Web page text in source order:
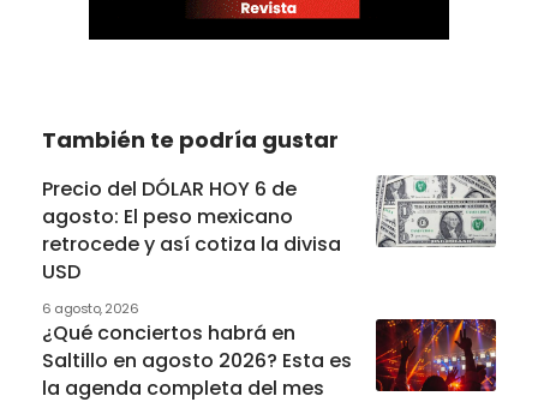
También te podría gustar
Precio del DÓLAR HOY 6 de
agosto: El peso mexicano
retrocede y así cotiza la divisa
USD
6 agosto, 2026
¿Qué conciertos habrá en
Saltillo en agosto 2026? Esta es
la agenda completa del mes